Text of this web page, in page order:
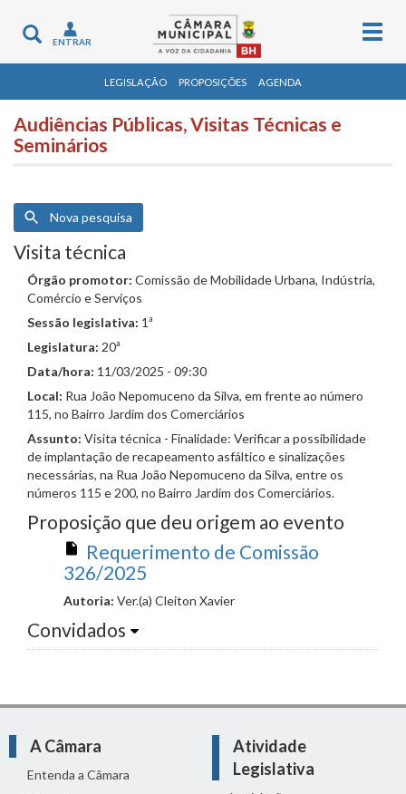
Toggle
navigation
ENTRAR
LEGISLAÇÃO PROPOSIÇÕES AGENDA
Audiências Públicas, Visitas Técnicas e
Seminários
Nova pesquisa
Visita técnica
Órgão promotor: Comissão de Mobilidade Urbana, Indústria,
Comércio e Serviços
Sessão legislativa: 1ª
Legislatura: 20ª
Data/hora: 11/03/2025 - 09:30
Local: Rua João Nepomuceno da Silva, em frente ao número
115, no Bairro Jardim dos Comerciários
Assunto: Visita técnica - Finalidade: Verificar a possibilidade
de implantação de recapeamento asfáltico e sinalizações
necessárias, na Rua João Nepomuceno da Silva, entre os
números 115 e 200, no Bairro Jardim dos Comerciários.
Proposição que deu origem ao evento
Requerimento de Comissão
326/2025
Autoria: Ver.(a) Cleiton Xavier
Convidados
A Câmara
Entenda a Câmara
Atividade
Legislativa